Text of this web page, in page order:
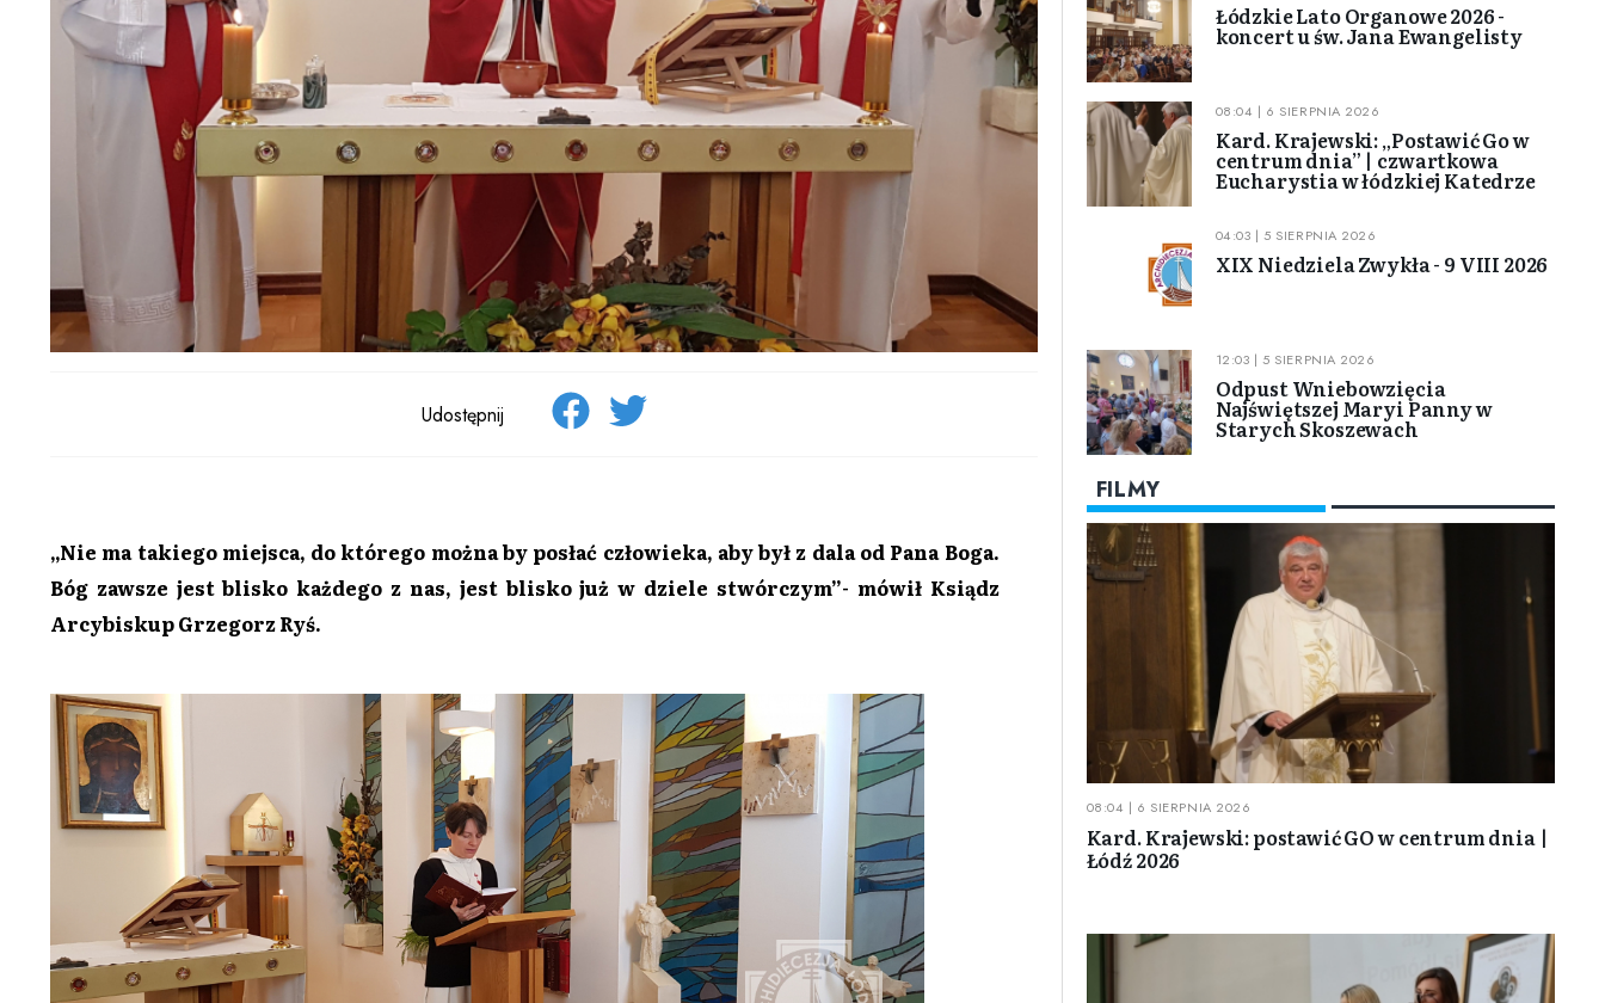
Udostępnij
„Nie ma takiego miejsca, do którego można by posłać człowieka, aby był z dala od Pana Boga.
Bóg zawsze jest blisko każdego z nas, jest blisko już w dziele stwórczym”- mówił Ksiądz
Arcybiskup Grzegorz Ryś.
Łódzkie Lato Organowe 2026 -
koncert u św. Jana Ewangelisty
08:04 | 6 SIERPNIA 2026
Kard. Krajewski: „Postawić Go w
centrum dnia” | czwartkowa
Eucharystia w łódzkiej Katedrze
04:03 | 5 SIERPNIA 2026
XIX Niedziela Zwykła - 9 VIII 2026
12:03 | 5 SIERPNIA 2026
Odpust Wniebowzięcia
Najświętszej Maryi Panny w
Starych Skoszewach
FILMY
08:04 | 6 SIERPNIA 2026
Kard. Krajewski: postawić GO w centrum dnia |
Łódź 2026